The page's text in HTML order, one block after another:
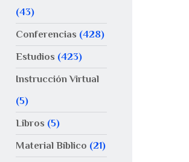
(43)
Conferencias (428)
Estudios (423)
Instrucción Virtual
(5)
Libros (5)
Material Bíblico (21)